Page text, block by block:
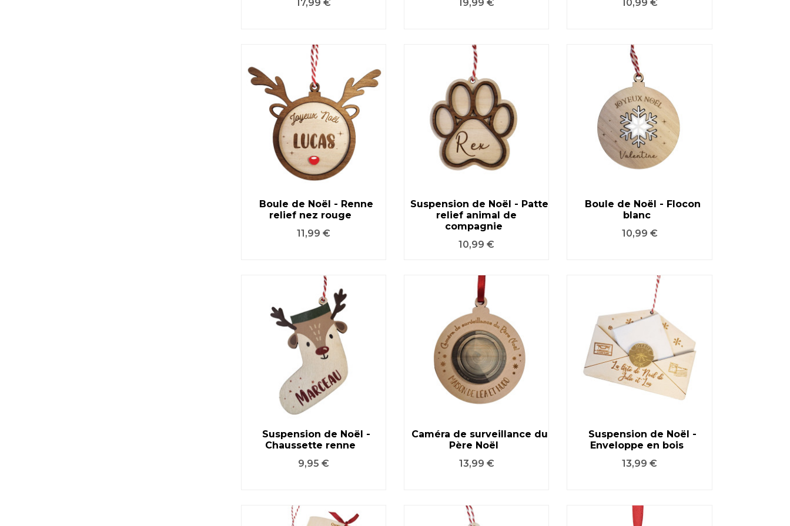
17,99 € 19,99 € 10,99 €
Boule de Noël - Renne
relief nez rouge
Prix
11,99 €
VOIR LE PRODUIT
Suspension de Noël - Patte
relief animal de
compagnie
Prix
10,99 €
VOIR LE PRODUIT
Boule de Noël - Flocon
blanc
Prix
10,99 €
VOIR LE PRODUIT
Suspension de Noël -
Chaussette renne
Prix
9,95 €
VOIR LE PRODUIT
Caméra de surveillance du
Père Noël
Prix
13,99 €
VOIR LE PRODUIT
Suspension de Noël -
Enveloppe en bois
Prix
13,99 €
VOIR LE PRODUIT